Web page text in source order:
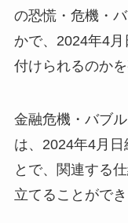
の恐慌・危機・
かで、2024年4
付けられるのかを
金融危機・バブ
は、2024年4月
とで、関連する
立てることができ